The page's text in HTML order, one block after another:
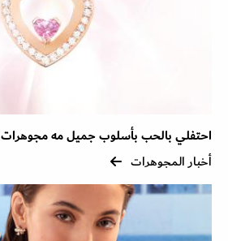
احتفلي بالحب بأسلوب جميل مه مجوهرات Fred
أخبار المجوهرات